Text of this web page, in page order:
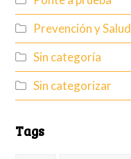
Prevención y Salud
Sin categoría
Sin categorizar
Tags